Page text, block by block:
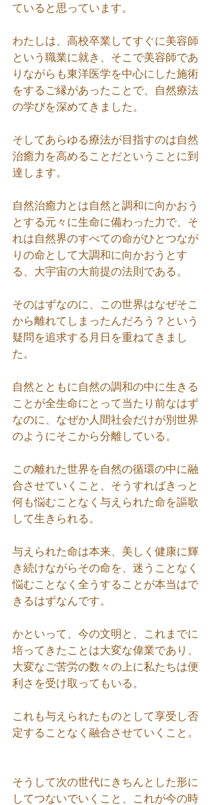
ていると思っています。
わたしは、高校卒業してすぐに美容師
という職業に就き、そこで美容師であ
りながらも東洋医学を中心にした施術
をするご縁があったことで、自然療法
の学びを深めてきました。
そしてあらゆる療法が目指すのは自然
治癒力を高めることだということに到
達します。
自然治癒力とは自然と調和に向かおう
とする元々に生命に備わった力で、そ
れは自然界のすべての命がひとつなが
りの命として大調和に向かおうとす
る、大宇宙の大前提の法則である。
そのはずなのに、この世界はなぜそこ
から離れてしまったんだろう？という
疑問を追求する月日を重ねてきまし
た。
自然とともに自然の調和の中に生きる
ことが全生命にとって当たり前なはず
なのに、なぜか人間社会だけが別世界
のようにそこから分離している。
この離れた世界を自然の循環の中に融
合させていくこと、そうすればきっと
何も悩むことなく与えられた命を謳歌
して生きられる。
与えられた命は本来、美しく健康に輝
き続けながらその命を、迷うことなく
悩むことなく全うすることが本当はで
きるはずなんです。
かといって、今の文明と、これまでに
培ってきたことは大変な偉業であり、
大変なご苦労の数々の上に私たちは便
利さを受け取ってもいる。
これも与えられたものとして享受し否
定することなく融合させていくこと。
そうして次の世代にきちんとした形に
してつないでいくこと、これが今の時